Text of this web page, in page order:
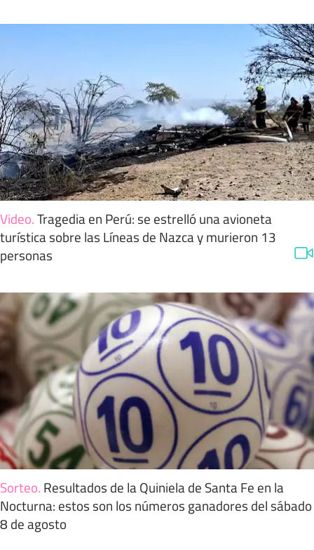
Video.Tragedia en Perú: se estrelló una avioneta
turística sobre las Líneas de Nazca y murieron 13
personas
Sorteo. Resultados de la Quiniela de Santa Fe en la
Nocturna: estos son los números ganadores del sábado
8 de agosto